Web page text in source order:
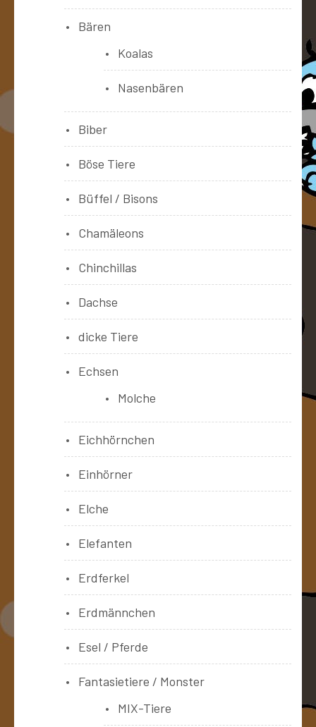
Bären
Koalas
Nasenbären
Biber
Böse Tiere
Büffel / Bisons
Chamäleons
Chinchillas
Dachse
dicke Tiere
Echsen
Molche
Eichhörnchen
Einhörner
Elche
Elefanten
Erdferkel
Erdmännchen
Esel / Pferde
Fantasietiere / Monster
MIX-Tiere